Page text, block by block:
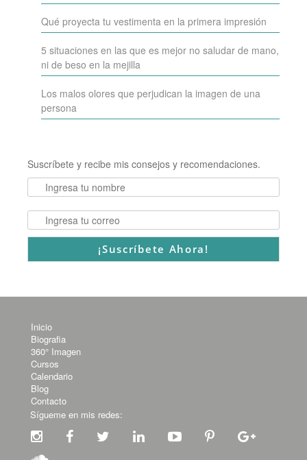
Qué proyecta tu vestimenta en la primera impresión
5 situaciones en las que es mejor no saludar de mano,
ni de beso en la mejilla
Los malos olores que perjudican la imagen de una
persona
Suscríbete y recibe mis consejos y recomendaciones.
Inicio
Biografia
360° Imagen
Cursos
Calendario
Blog
Contacto
Sígueme en mis redes: